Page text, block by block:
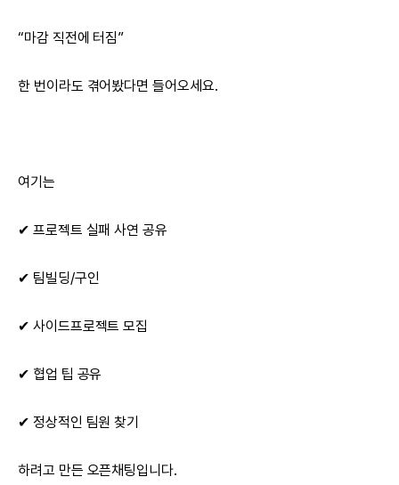
“마감 직전에 터짐”
한 번이라도 겪어봤다면 들어오세요.
여기는
✔ 프로젝트 실패 사연 공유
✔ 팀빌딩/구인
✔ 사이드프로젝트 모집
✔ 협업 팁 공유
✔ 정상적인 팀원 찾기
하려고 만든 오픈채팅입니다.